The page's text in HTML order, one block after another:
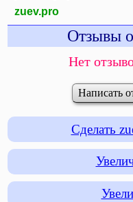
zuev.pro
Отзывы
Нет
Написать
Сделать